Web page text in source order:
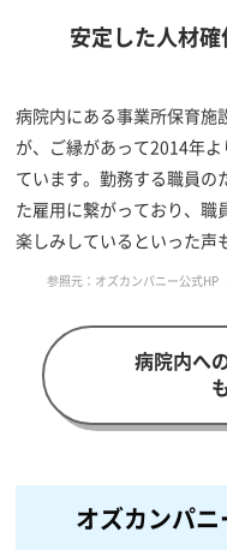
安定した人材
病院内にある事業所保育施
が、ご縁があって2014年
ています。勤務する職員の
た雇用に繋がっており、職
楽しみしているといった声
参照元：オズカンパニー公式HP
病院内へ
オズカンパ